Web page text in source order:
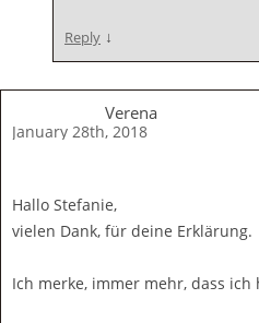
Reply ↓
Verena
January 28th, 2018
Hallo Stefanie,
vielen Dank, für deine Erklärung.
Ich merke, immer mehr, dass